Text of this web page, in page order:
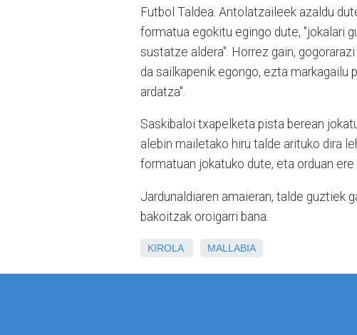
Futbol Taldea. Antolatzaileek azaldu
formatua egokitu egingo dute, "jokalari
sustatze aldera". Horrez gain,
da sailkapenik egongo, ezta markagailu
ardatza".
Saskibaloi txapelketa pista berean
alebin mailetako hiru talde arituko dira
formatuan jokatuko dute, eta orduan
Jardunaldiaren amaieran, talde guztiek
bakoitzak oroigarri bana.
KIROLA MALLABIA